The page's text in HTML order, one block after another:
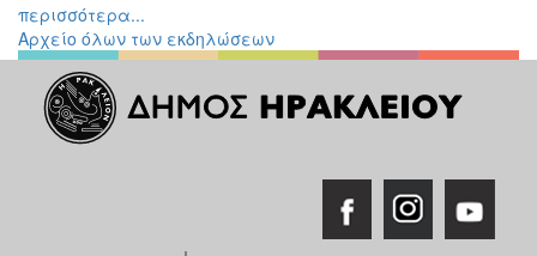
περισσότερα...
Αρχείο όλων των εκδηλώσεων